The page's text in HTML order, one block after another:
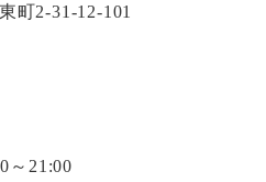
町2-31-12-101
～21:00